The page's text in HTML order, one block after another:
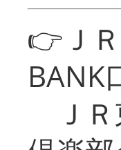
👉Ｊ
BANK
ＪＲ